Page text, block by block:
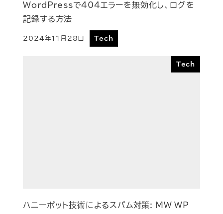
WordPressで404エラーを無効化し、ログを
記録する方法
2024年11月28日 Tech
Tech
ハニーポット技術によるスパム対策: MW WP